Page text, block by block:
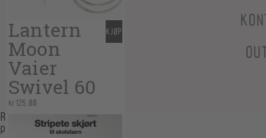
Lantern
Moon
Vaier
Swivel 60
kr125,00
KJØP
Relaterte
produkter